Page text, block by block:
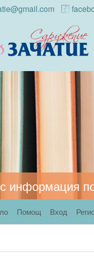
информация
Помощ Вход